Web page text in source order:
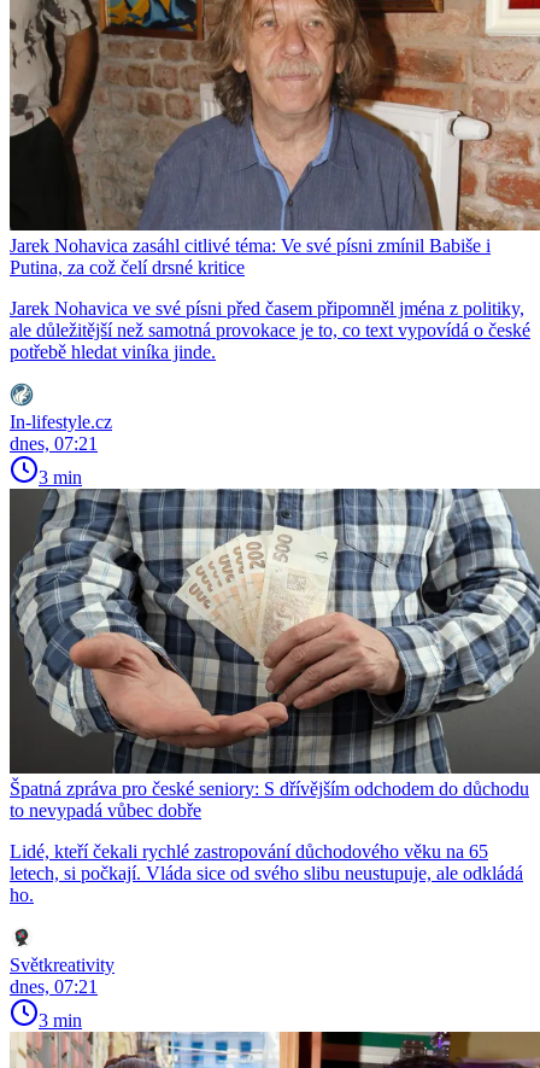
Jarek Nohavica zasáhl citlivé téma: Ve své písni zmínil Babiše i
Putina, za což čelí drsné kritice
Jarek Nohavica ve své písni před časem připomněl jména z politiky,
ale důležitější než samotná provokace je to, co text vypovídá o české
potřebě hledat viníka jinde.
In-lifestyle.cz
dnes, 07:21
3 min
Špatná zpráva pro české seniory: S dřívějším odchodem do důchodu
to nevypadá vůbec dobře
Lidé, kteří čekali rychlé zastropování důchodového věku na 65
letech, si počkají. Vláda sice od svého slibu neustupuje, ale odkládá
ho.
Světkreativity
dnes, 07:21
3 min